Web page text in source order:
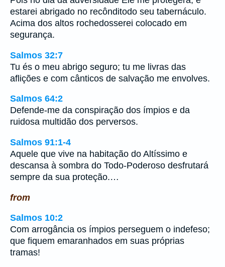
estarei abrigado no recônditodo seu tabernáculo.
Acima dos altos rochedosserei colocado em
segurança.
Salmos 32:7
Tu és o meu abrigo seguro; tu me livras das
aflições e com cânticos de salvação me envolves.
Salmos 64:2
Defende-me da conspiração dos ímpios e da
ruidosa multidão dos perversos.
Salmos 91:1-4
Aquele que vive na habitação do Altíssimo e
descansa à sombra do Todo-Poderoso desfrutará
sempre da sua proteção.…
from
Salmos 10:2
Com arrogância os ímpios perseguem o indefeso;
que fiquem emaranhados em suas próprias
tramas!